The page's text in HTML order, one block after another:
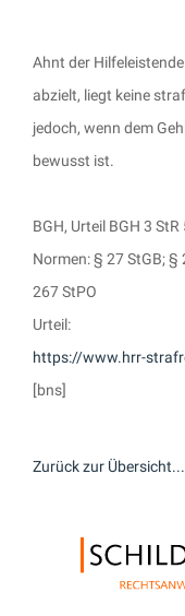
Ahnt der
abzielt, liegt keine
jedoch, wenn dem
bewusst ist.
BGH, Urteil BGH 3
Normen: § 27 StGB; §
267 StPO
Urteil:
https://www.hrr-
[bns]
Zurück zur Übersicht...